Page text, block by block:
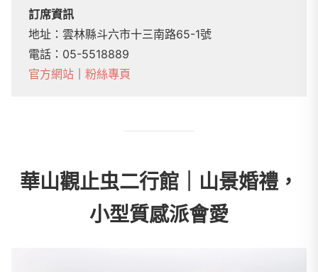
訂席資訊
地址：雲林縣斗六市十三南路65-1號
電話：05-5518889
官方網站
粉絲專頁
華山觀止虫二行館｜山景婚禮，
小型質感派會愛